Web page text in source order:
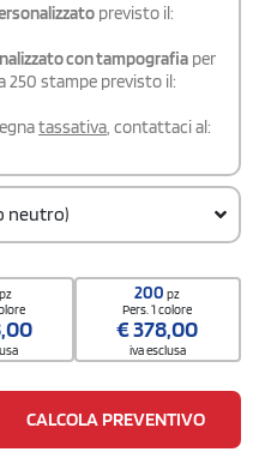
previsto il:
con tampografia per
250 stampe previsto il:
tassativa, contattaci al:
neutro)
pz
200pz
Pers. 1 colore
€378,00
iva esclusa
CALCOLA PREVENTIVO